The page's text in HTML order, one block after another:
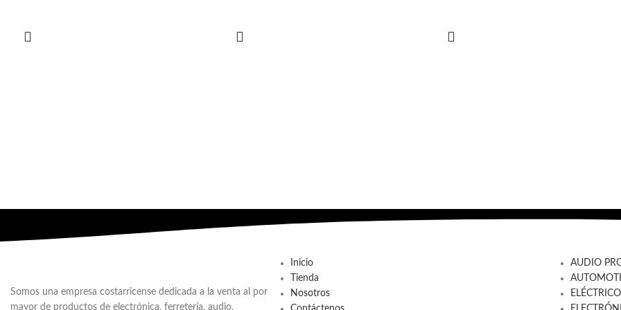
Somos una empresa costarricense dedicada a la venta al por
mayor de productos de electrónica, ferretería, audio,
Inicio
Tienda
Nosotros
AUDIO
ELÉCTRICO